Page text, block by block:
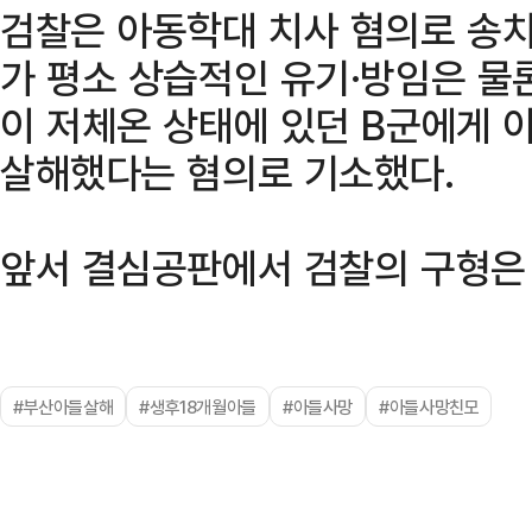
검찰은 아동학대 치사 혐의로 송
가 평소 상습적인 유기·방임은
이 저체온 상태에 있던 B군에게
살해했다는 혐의로 기소했다.
앞서 결심공판에서 검찰의 구형
#부산아들살해 #생후18개월아들 #아들사망 #아들사망친모